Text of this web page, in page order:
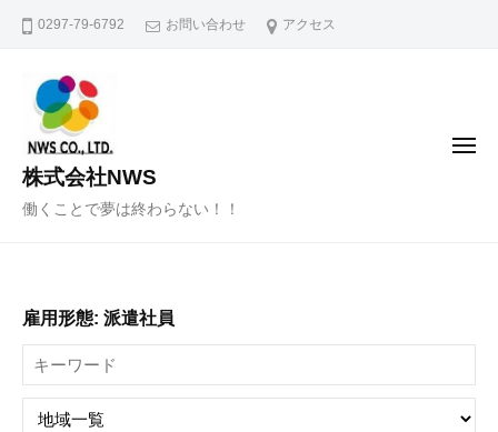
0297-79-6792 お問い合わせ アクセス
株式会社NWS
働くことで夢は終わらない！！
メ
雇用形態: 派遣社員